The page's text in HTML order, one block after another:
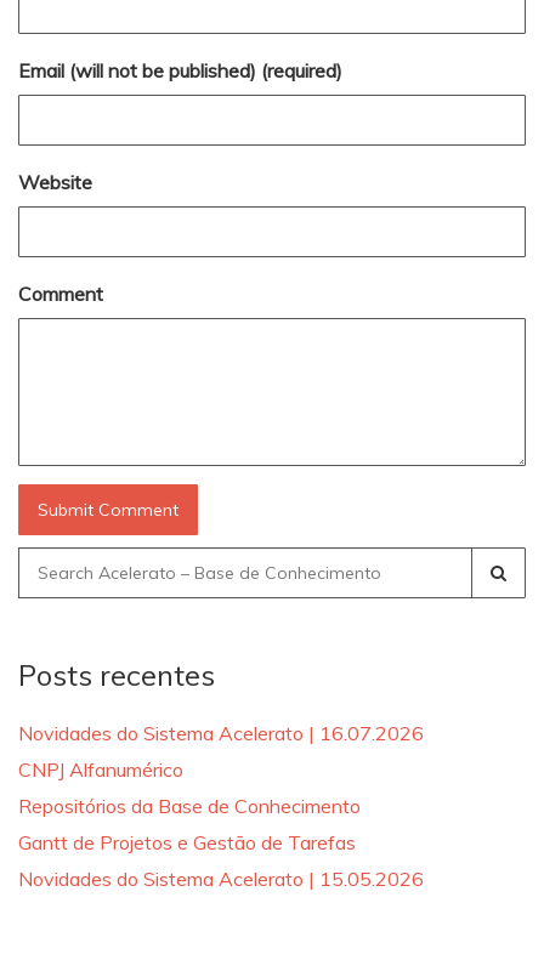
Email (will not be published) (required)
Website
Comment
Search
for:
Posts recentes
Novidades do Sistema Acelerato | 16.07.2026
CNPJ Alfanumérico
Repositórios da Base de Conhecimento
Gantt de Projetos e Gestão de Tarefas
Novidades do Sistema Acelerato | 15.05.2026